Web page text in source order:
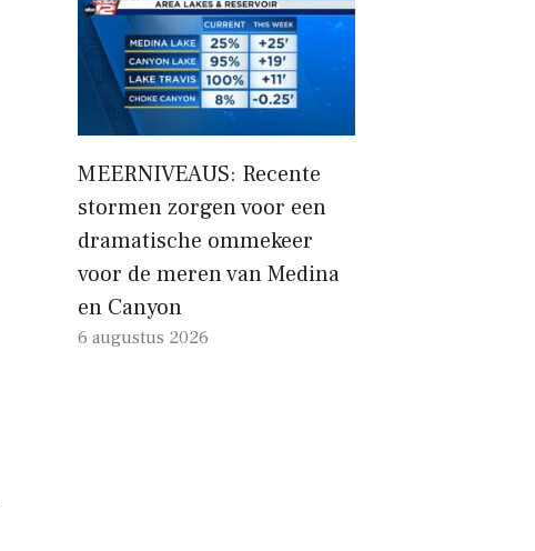
MEERNIVEAUS: Recente
stormen zorgen voor een
dramatische ommekeer
voor de meren van Medina
en Canyon
6 augustus 2026